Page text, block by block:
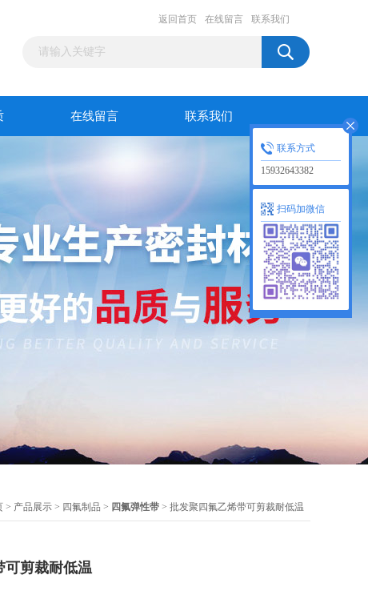
返回首页 在线留言 联系我们
在线留言 联系我们
> 产品展示 > 四氟制品 > 四氟弹性带 > 批发聚四氟乙烯带可剪裁耐低温
可剪裁耐低温
联系方式
15932643382
扫码加微信